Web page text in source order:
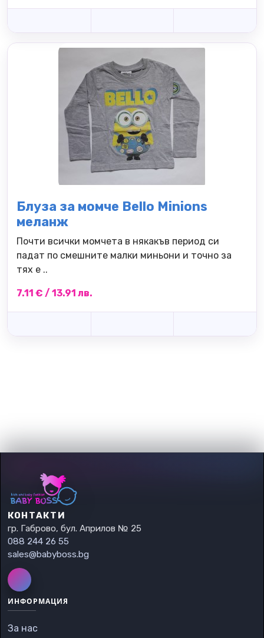
Блуза за момче Bello Minions
меланж
Почти всички момчета в някакъв период си
падат по смешните малки миньони и точно за
тях е ..
7.11 € / 13.91 лв.
КОНТАКТИ
гр. Габрово, бул. Априлов № 25
088 244 26 55
sales@babyboss.bg
ИНФОРМАЦИЯ
За нас